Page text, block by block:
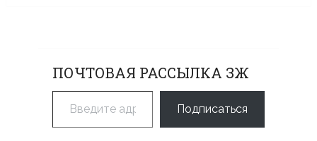
ПОЧТОВАЯ РАССЫЛКА ЗЖ
Введите адрес электронной почты…
Подписаться